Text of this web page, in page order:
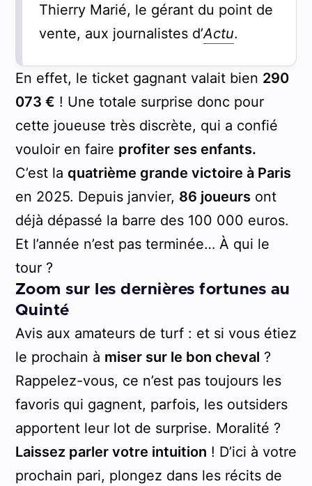
Thierry Marié, le gérant du point de
vente, aux journalistes d’Actu.
En effet, le ticket gagnant valait bien 290
073 € ! Une totale surprise donc pour
cette joueuse très discrète, qui a confié
vouloir en faire profiter ses enfants.
C’est la quatrième grande victoire à Paris
en 2025. Depuis janvier, 86 joueursont
déjà dépassé la barre des 100 000 euros.
Et l’année n’est pas terminée… À qui le
tour ?
Zoom sur les dernières fortunes au
Quinté
Avis aux amateurs de turf : et si vous étiez
le prochain à miser sur le bon cheval ?
Rappelez-vous, ce n’est pas toujours les
favoris qui gagnent, parfois, les outsiders
apportent leur lot de surprise. Moralité ?
Laissez parler votre intuition ! D’ici à votre
prochain pari, plongez dans les récits de